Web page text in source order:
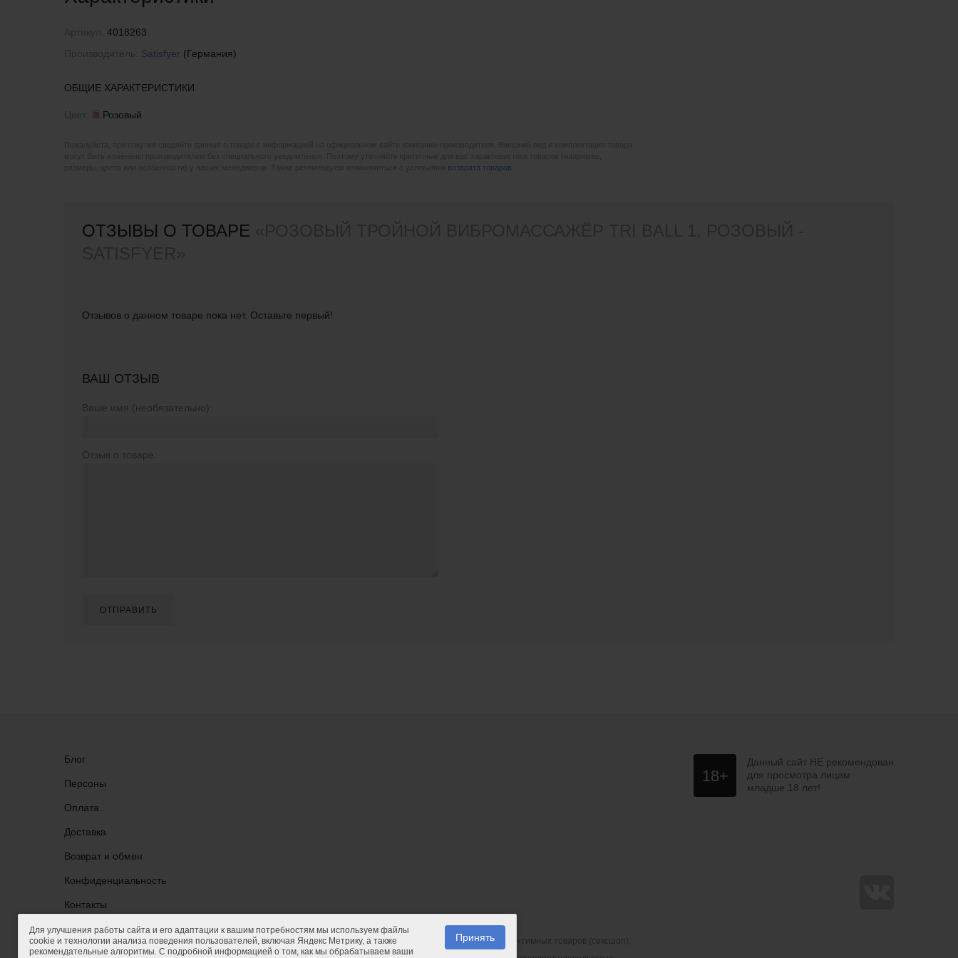
4018263
Satisfyer (Германия)
ОБЩИЕ ХАРАКТЕРИСТИКИ
Розовый
возврата товаров
ОТЗЫВЫ О ТОВАРЕ
Отзывов о данном товаре пока нет. Оставьте первый!
ВАШ ОТЗЫВ
Ваше имя (необязательно):
Отзыв о товаре:
ОТПРАВИТЬ
Блог
Персоны
Оплата
Доставка
Возврат и обмен
Конфиденциальность
Контакты
18+
Данный сайт НЕ рекомендован
для просмотра лицам
младше 18 лет!
Группа ВКонтакте
© 2011-2026.PIPIDU.ru
— интернет-магазин интимных товаров (сексшоп).
Для улучшения работы сайта и его адаптации к вашим потребностям мы используем файлы
cookie и технологии анализа поведения пользователей, включая Яндекс Метрику, а также
рекомендательные алгоритмы. С подробной информацией о том, как мы обрабатываем ваши
Принять